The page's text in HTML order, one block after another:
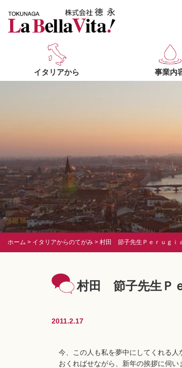
イタリアから 事業内
ホーム イタリアからのてがみ 村田 節子先生Ｐｅｒｕｇｉ
村田 節子先生Ｐ
2011.2.17
今、この人も私を夢中にしてくれる人
おくればせながら、新年の挨拶に伺い